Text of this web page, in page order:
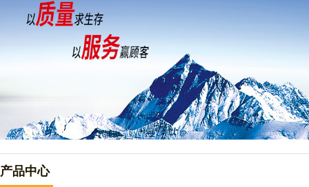
产品中心